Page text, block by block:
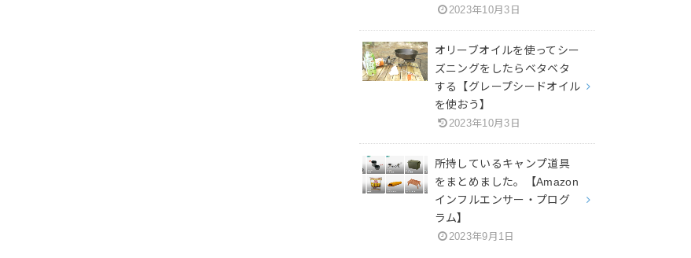
2023年10月3日
オリーブオイルを使ってシー
ズニングをしたらベタベタ
する【グレープシードオイル
を使おう】
2023年10月3日
所持しているキャンプ道具
をまとめました。【Amazon
インフルエンサー・プログ
ラム】
2023年9月1日